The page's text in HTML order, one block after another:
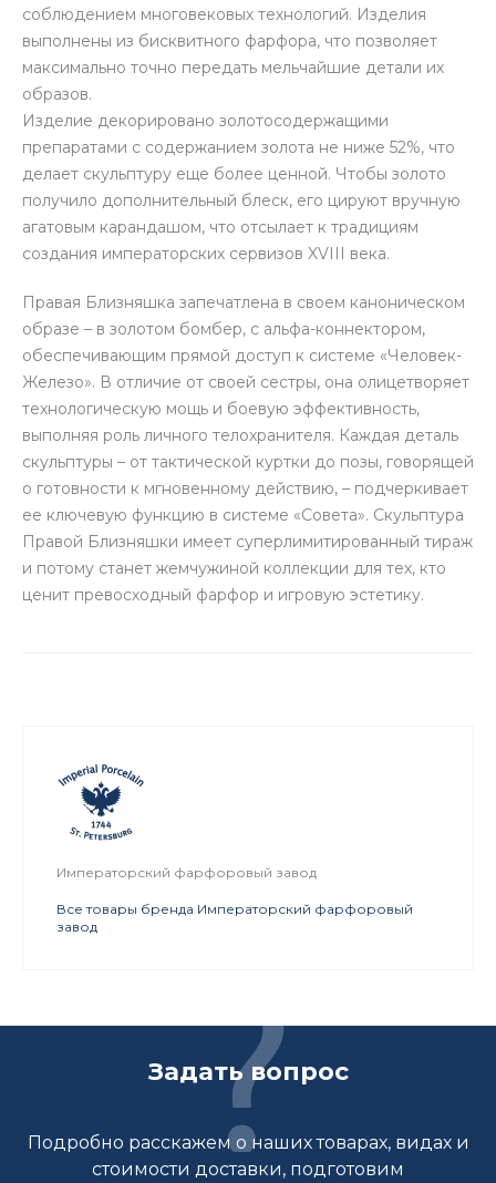
соблюдением многовековых технологий. Изделия
выполнены из бисквитного фарфора, что позволяет
максимально точно передать мельчайшие детали их
образов.
Изделие декорировано золотосодержащими
препаратами с содержанием золота не ниже 52%, что
делает скульптуру еще более ценной. Чтобы золото
получило дополнительный блеск, его цируют вручную
агатовым карандашом, что отсылает к традициям
создания императорских сервизов XVIII века.
Правая Близняшка запечатлена в своем каноническом
образе – в золотом бомбер, с альфа-коннектором,
обеспечивающим прямой доступ к системе «Человек-
Железо». В отличие от своей сестры, она олицетворяет
технологическую мощь и боевую эффективность,
выполняя роль личного телохранителя. Каждая деталь
скульптуры – от тактической куртки до позы, говорящей
о готовности к мгновенному действию, – подчеркивает
ее ключевую функцию в системе «Совета». Скульптура
Правой Близняшки имеет суперлимитированный тираж
и потому станет жемчужиной коллекции для тех, кто
ценит превосходный фарфор и игровую эстетику.
Императорский фарфоровый завод
Все товары бренда Императорский фарфоровый
завод
Задать вопрос
Подробно расскажем о наших товарах, видах и
стоимости доставки, подготовим